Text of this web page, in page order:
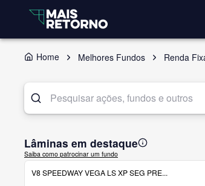
Home Melhores Fundos Renda
Lâminas em destaque
Saiba como patrocinar um fundo
V8 SPEEDWAY VEGA LS XP SEG PRE...